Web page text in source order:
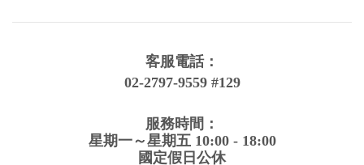
客服電話：
02-2797-9559 #129
服務時間 ：
星期一～星期五 10:00 - 18:00
國定假日公休